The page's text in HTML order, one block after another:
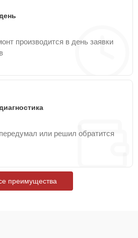
производится в день заявки
или решил обратится
преимущества